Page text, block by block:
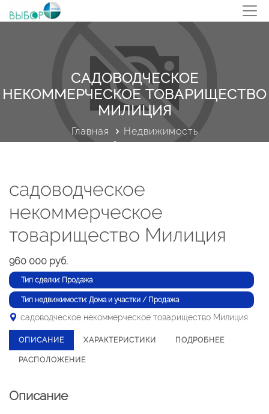
САДОВОДЧЕСКОЕ
НЕКОММЕРЧЕСКОЕ ТОВАРИЩЕСТВО
МИЛИЦИЯ
Главная
Недвижимость
Профиль объекта недвижимости
садоводческое
некоммерческое
товарищество Милиция
960 000 руб.
Тип сделки: Продажа
Тип недвижимости: Дома и участки / Продажа
садоводческое некоммерческое товарищество Милиция
ОПИСАНИЕ ХАРАКТЕРИСТИКИ ПОДРОБНЕЕ
РАСПОЛОЖЕНИЕ
Описание